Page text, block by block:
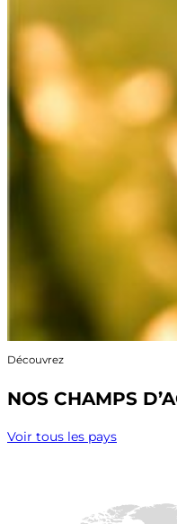
Découvrez
NOS CHAMPS
Voir tous les pays